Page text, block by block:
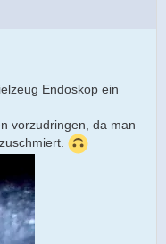
Endoskop ein
vorzudringen, da man